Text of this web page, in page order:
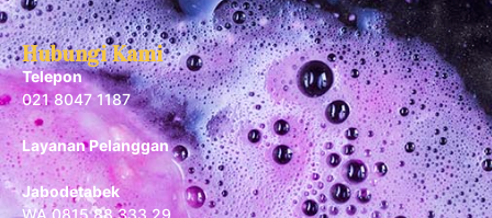
Hubungi Kami
Telepon
021 8047 1187
Layanan Pelanggan
Jabodetabek
WA 0815 88 333 29